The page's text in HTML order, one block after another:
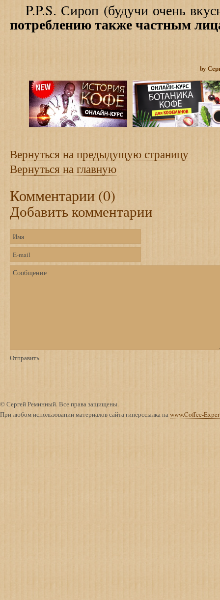
P.P.S. Сироп (будучи очень
потреблению также частным
by
Вернуться на предыдущую страницу
Вернуться на главную
Комментарии (0)
Добавить комментарии
© Сергей Реминный. Все права защищены.
При любом использовании материалов сайта гиперссылка наwww.Coffee-